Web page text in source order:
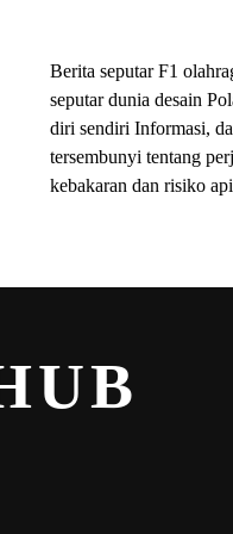
Berita seputar F1
seputar dunia desain
diri sendiri Informasi,
tersembunyi tentang
kebakaran dan risiko api